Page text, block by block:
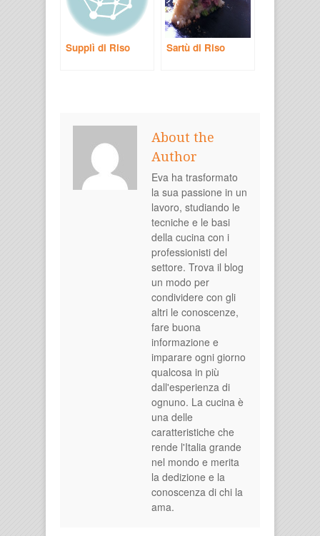
Supplì di Riso Sartù di Riso
About the
Author
Eva ha trasformato
la sua passione in un
lavoro, studiando le
tecniche e le basi
della cucina con i
professionisti del
settore. Trova il blog
un modo per
condividere con gli
altri le conoscenze,
fare buona
informazione e
imparare ogni giorno
qualcosa in più
dall'esperienza di
ognuno. La cucina è
una delle
caratteristiche che
rende l'Italia grande
nel mondo e merita
la dedizione e la
conoscenza di chi la
ama.